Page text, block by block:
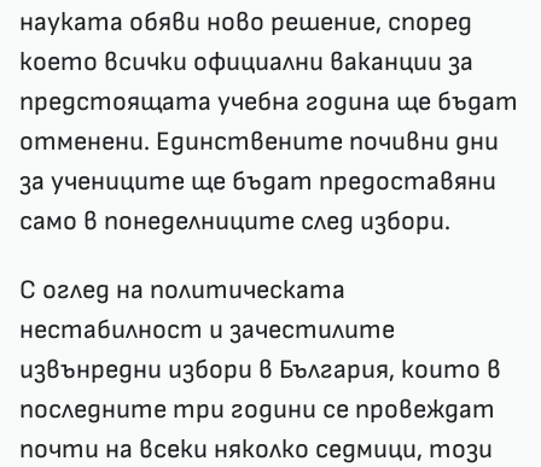
науката обяви ново решение, според
което всички официални ваканции за
предстоящата учебна година ще бъдат
отменени. Единствените почивни дни
за учениците ще бъдат предоставяни
само в понеделниците след избори.
С оглед на политическата
нестабилност и зачестилите
извънредни избори в България, които в
последните три години се провеждат
почти на всеки няколко седмици, този